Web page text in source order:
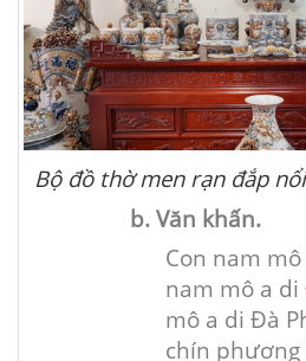
Bộ đồ thờ men rạn đắp
b. Văn khấn.
Con nam
nam mô a di
mô a di Đà
chín